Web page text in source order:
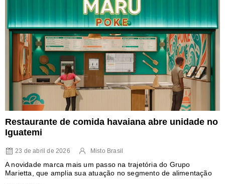
Restaurante de comida havaiana abre unidade no
Iguatemi
23 de abril de 2026 Misto Brasil
A novidade marca mais um passo na trajetória do Grupo
Marietta, que amplia sua atuação no segmento de alimentação